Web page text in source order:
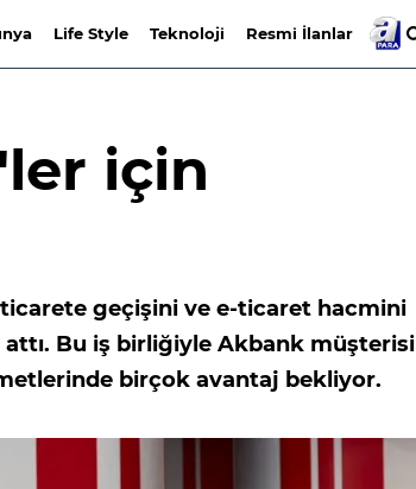
Life Style Teknoloji Resmi İlanlar
için
ticarete geçişini ve e-ticaret hacmini
attı. Bu iş birliğiyle Akbank müşterisi
birçok avantaj bekliyor.